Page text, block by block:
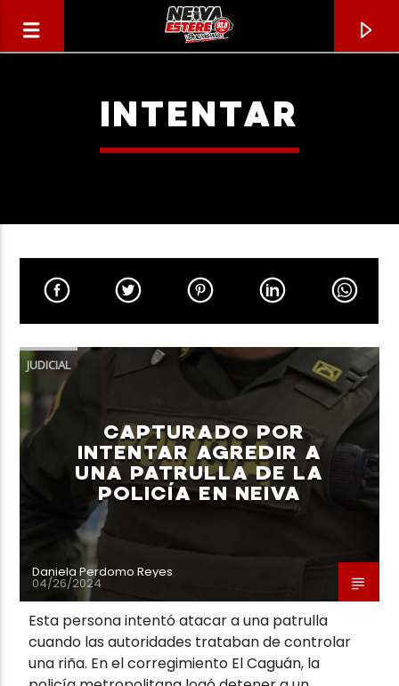
TÍTULO
ARTISTA
Neiva Estereo
INTENTAR
JUDICIAL
CAPTURADO POR
INTENTAR AGREDIR A
UNA PATRULLA DE LA
POLICÍA EN NEIVA
Daniela Perdomo Reyes
04/26/2024
Esta persona intentó atacar a una patrulla
cuando las autoridades trataban de controlar
una riña. En el corregimiento El Caguán, la